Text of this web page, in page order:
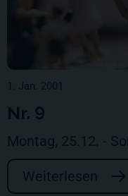
1. Jan. 2001
Nr. 9
Montag, 25.12. -
Weiterlesen